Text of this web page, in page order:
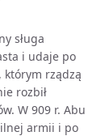
sługa
i udaje po
rządzą
rozbił
W 909 r. Abu
armii i po